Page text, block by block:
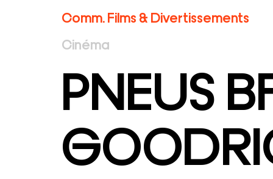
Comm. Films & Divertissements
Cinéma
PNEUS